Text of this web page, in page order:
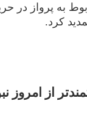
به پرواز در
از امروز